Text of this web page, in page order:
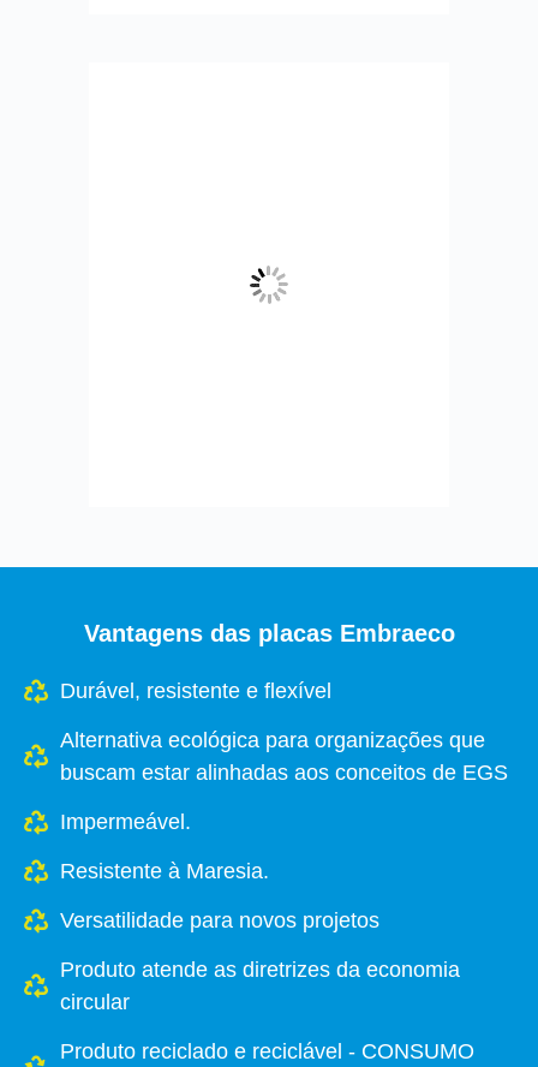
Vantagens das placas Embraeco
Durável, resistente e flexível
Alternativa ecológica para organizações que
buscam estar alinhadas aos conceitos de EGS
Impermeável.
Resistente à Maresia.
Versatilidade para novos projetos
Produto atende as diretrizes da economia
circular
Produto reciclado e reciclável - CONSUMO